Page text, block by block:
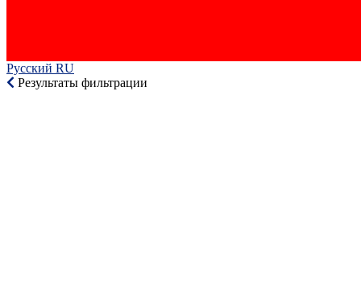
Русский RU‎
Результаты фильтрации